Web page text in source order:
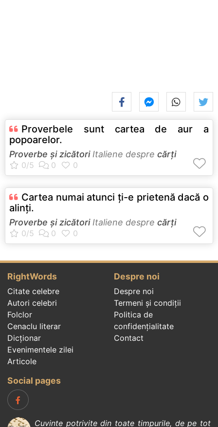
Proverbele sunt cartea de aur a
popoarelor.
Proverbe și zicătoriItaliene despre cărți
Cartea numai atunci ţi-e prietenă dacă o
alinţi.
Proverbe și zicătoriItaliene despre cărți
RightWords
Citate celebre
Autori celebri
Folclor
Cenaclu literar
Dicționar
Evenimentele zilei
Articole
Despre noi
Despre noi
Termeni și condiții
Politica de
confidenţialitate
Contact
Social pages
Cuvinte potrivite din toate timpurile, de pe tot